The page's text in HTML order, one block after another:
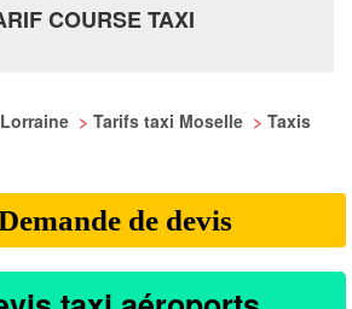
COURSE TAXI
> Tarifs taxi Moselle > Taxis
de devis